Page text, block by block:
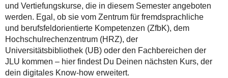
und Vertiefungskurse, die in diesem Semester angeboten
werden. Egal, ob sie vom Zentrum für fremdsprachliche
und berufsfeldorientierte Kompetenzen (ZfbK), dem
Hochschulrechenzentrum (HRZ), der
Universitätsbibliothek (UB) oder den Fachbereichen der
JLU kommen – hier findest Du Deinen nächsten Kurs, der
dein digitales Know-how erweitert.